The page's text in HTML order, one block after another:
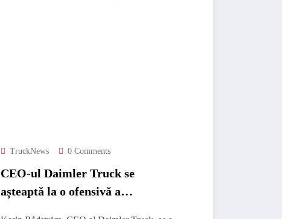
TruckNews 0 Comments
CEO-ul Daimler Truck se
așteaptă la o ofensivă a